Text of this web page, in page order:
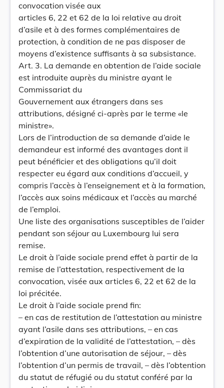
convocation visée aux
articles 6, 22 et 62 de la loi relative au droit
d’asile et à des formes complémentaires de
protection, à condition de ne pas disposer de
moyens d’existence suffisants à sa subsistance.
Art. 3. La demande en obtention de l’aide sociale
est introduite auprès du ministre ayant le
Commissariat du
Gouvernement aux étrangers dans ses
attributions, désigné ci-après par le terme «le
ministre».
Lors de l’introduction de sa demande d’aide le
demandeur est informé des avantages dont il
peut bénéficier et des obligations qu’il doit
respecter eu égard aux conditions d’accueil, y
compris l’accès à l’enseignement et à la formation,
l’accès aux soins médicaux et l’accès au marché
de l’emploi.
Une liste des organisations susceptibles de l’aider
pendant son séjour au Luxembourg lui sera
remise.
Le droit à l’aide sociale prend effet à partir de la
remise de l’attestation, respectivement de la
convocation, visée aux articles 6, 22 et 62 de la
loi précitée.
Le droit à l’aide sociale prend fin:
– en cas de restitution de l’attestation au ministre
ayant l’asile dans ses attributions, – en cas
d’expiration de la validité de l’attestation, – dès
l’obtention d’une autorisation de séjour, – dès
l’obtention d’un permis de travail, – dès l’obtention
du statut de réfugié ou du statut conféré par la